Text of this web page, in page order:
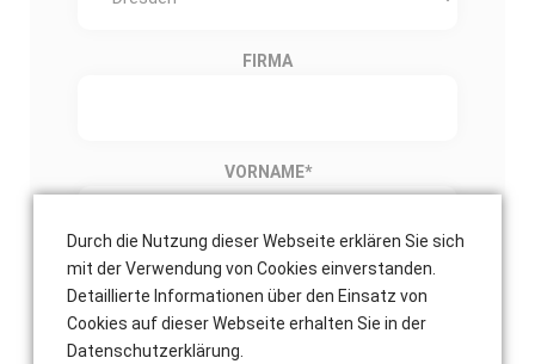
FIRMA
VORNAME*
NACHNAME
Durch die Nutzung dieser Webseite erklären Sie sich
mit der Verwendung von Cookies einverstanden.
Detaillierte Informationen über den Einsatz von
Cookies auf dieser Webseite erhalten Sie in der
Datenschutzerklärung.